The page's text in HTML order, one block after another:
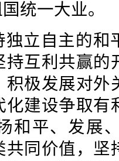
统一大业。
独立自主的和
持互利共赢的
积极发展对外
化建设争取有
和平、发展
共同价值，坚